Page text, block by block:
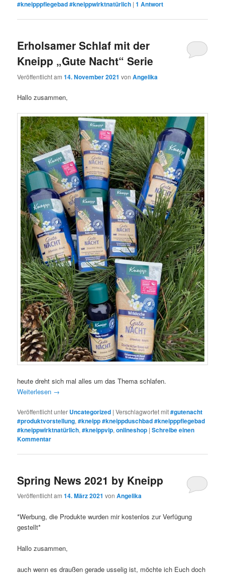
#kneipppflegebad #kneippwirktnatürlich |1 Antwort
Erholsamer Schlaf mit der
Kneipp „Gute Nacht“ Serie
Veröffentlicht am14. November 2021 vonAngelika
Hallo zusammen,
heute dreht sich mal alles um das Thema schlafen.
Weiterlesen →
Veröffentlicht unter Uncategorized |Verschlagwortet mit#gutenacht
#produktvorstellung,#kneipp #kneippduschbad #kneipppflegebad
#kneippwirktnatürlich,#kneippvip,onlineshop |Schreibe einen
Kommentar
Spring News 2021 by Kneipp
Veröffentlicht am14. März 2021 vonAngelika
*Werbung, die Produkte wurden mir kostenlos zur Verfügung
gestellt*
Hallo zusammen,
auch wenn es draußen gerade usselig ist, möchte ich Euch doch